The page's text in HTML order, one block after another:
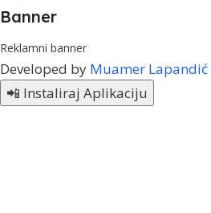
Banner
Reklamni banner
Developed by Muamer Lapandić
📲 Instaliraj Aplikaciju